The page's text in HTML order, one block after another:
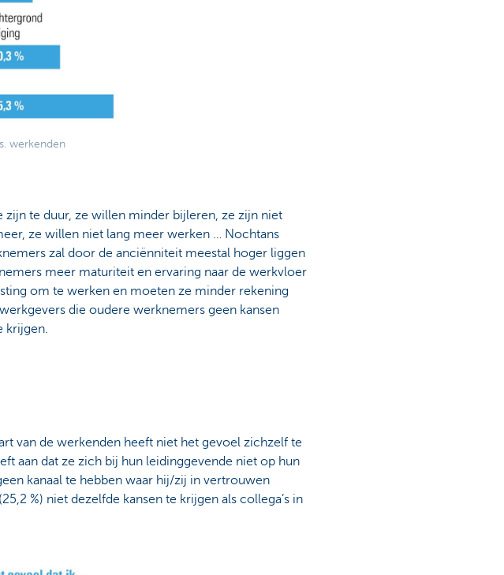
werkenden
zijn te duur, ze willen minder bijleren, ze zijn niet
ze willen niet lang meer werken … Nochtans
zal door de anciënniteit meestal hoger liggen
meer maturiteit en ervaring naar de werkvloer
om te werken en moeten ze minder rekening
die oudere werknemers geen kansen
krijgen.
van de werkenden heeft niet het gevoel zichzelf te
aan dat ze zich bij hun leidinggevende niet op hun
kanaal te hebben waar hij/zij in vertrouwen
%) niet dezelfde kansen te krijgen als collega’s in